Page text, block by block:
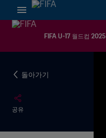
FIFA U-17 월드컵 2025
돌아가기
공유